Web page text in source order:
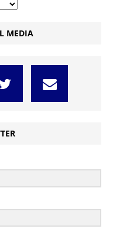
MEDIA